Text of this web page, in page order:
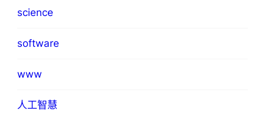
science
software
www
人工智慧